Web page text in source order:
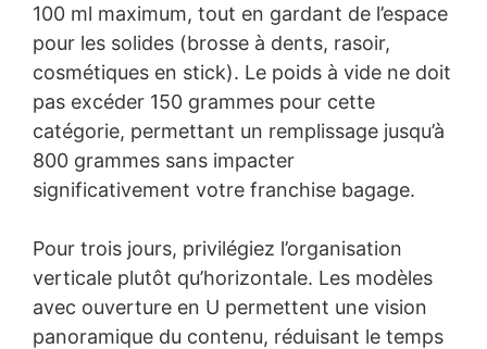
100 ml maximum, tout en gardant de l’espace
pour les solides (brosse à dents, rasoir,
cosmétiques en stick). Le poids à vide ne doit
pas excéder 150 grammes pour cette
catégorie, permettant un remplissage jusqu’à
800 grammes sans impacter
significativement votre franchise bagage.
Pour trois jours, privilégiez l’organisation
verticale plutôt qu’horizontale. Les modèles
avec ouverture en U permettent une vision
panoramique du contenu, réduisant le temps